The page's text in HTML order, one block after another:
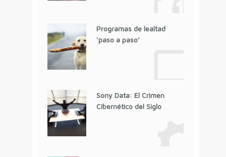
Programas de lealtad
‘paso a paso’
Sony Data: El Crimen
Cibernético del Siglo